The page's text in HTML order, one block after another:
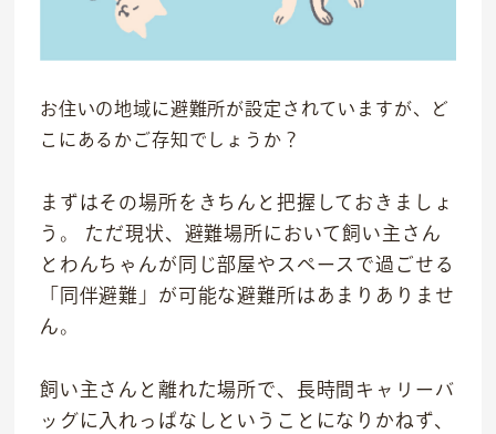
お住いの地域に避難所が設定されていますが、ど
こにあるかご存知でしょうか？
まずはその場所をきちんと把握しておきましょ
う。 ただ現状、避難場所において飼い主さん
とわんちゃんが同じ部屋やスペースで過ごせる
「同伴避難」が可能な避難所はあまりありませ
ん。
飼い主さんと離れた場所で、長時間キャリーバ
ッグに入れっぱなしということになりかねず、